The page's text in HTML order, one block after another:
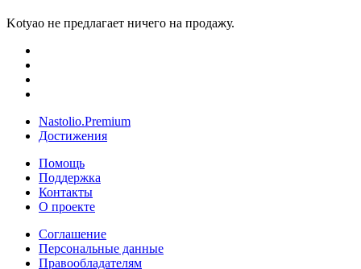
Kotyao не предлагает ничего на продажу.
Nastolio.Premium
Достижения
Помощь
Поддержка
Контакты
О проекте
Соглашение
Персональные данные
Правообладателям